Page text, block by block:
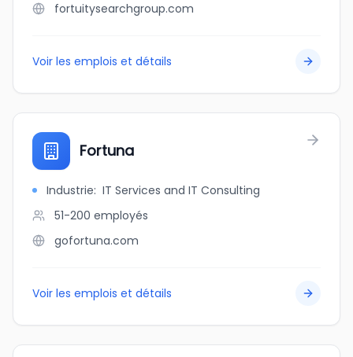
fortuitysearchgroup.com
Voir les emplois et détails
Fortuna
Industrie: IT Services and IT Consulting
51-200 employés
gofortuna.com
Voir les emplois et détails